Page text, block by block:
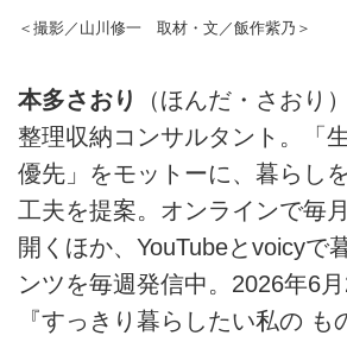
＜撮影／山川修一 取材・文／飯作紫乃＞
本多さおり
（ほんだ・さおり）
整理収納コンサルタント。「
優先」をモットーに、暮らし
工夫を提案。オンラインで毎
開くほか、YouTubeとvoicyで
ンツを毎週発信中。2026年6
『すっきり暮らしたい私の も